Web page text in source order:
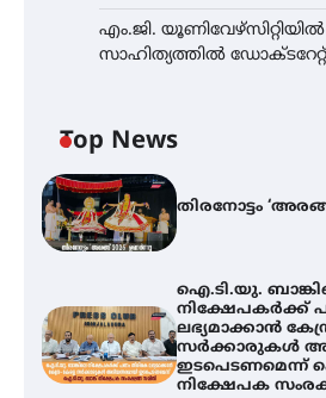
എം.ജി.
സാഹിത്യത്തിൽ
Top News
തിരനോട്ടം
ഐ.ടി.യു.
നിക്ഷേപകർക്ക്
ലഭ്യമാക്കാൻ
സർക്കാരുകൾ
ഇടപെടണമെന്ന്
നിക്ഷേപക